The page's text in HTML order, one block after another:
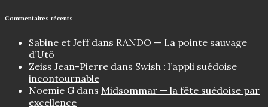
Commentaires récents
Sabine et Jeffdans RANDO — La pointe sauvage
d’Utö
Zeiss Jean-Pierre dans Swish : l’appli suédoise
incontournable
Noemie G dans Midsommar — la fête suédoise par
excellence